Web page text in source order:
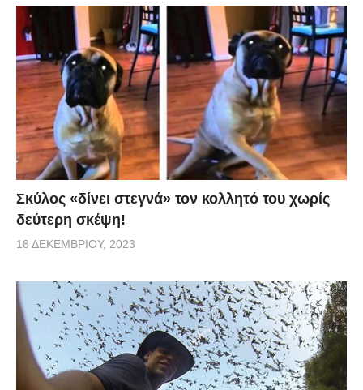
Σκύλος «δίνει στεγνά» τον κολλητό του χωρίς
δεύτερη σκέψη!
18 ΔΕΚΕΜΒΡΊΟΥ, 2023